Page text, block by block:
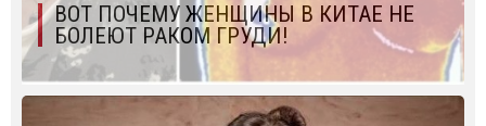
ВОТ ПОЧЕМУ ЖЕНЩИНЫ В КИТАЕ НЕ
БОЛЕЮТ РАКОМ ГРУДИ!